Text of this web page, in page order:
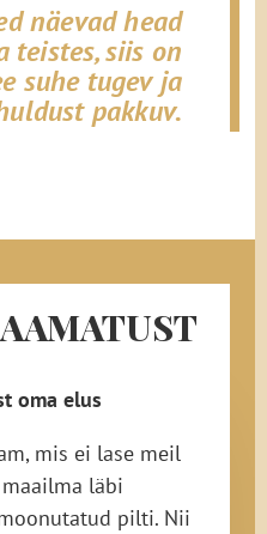
näevad head
teistes, siis on
suhe tugev ja
pakkuv.
oma elus
mis ei lase meil
läbi
pilti. Nii